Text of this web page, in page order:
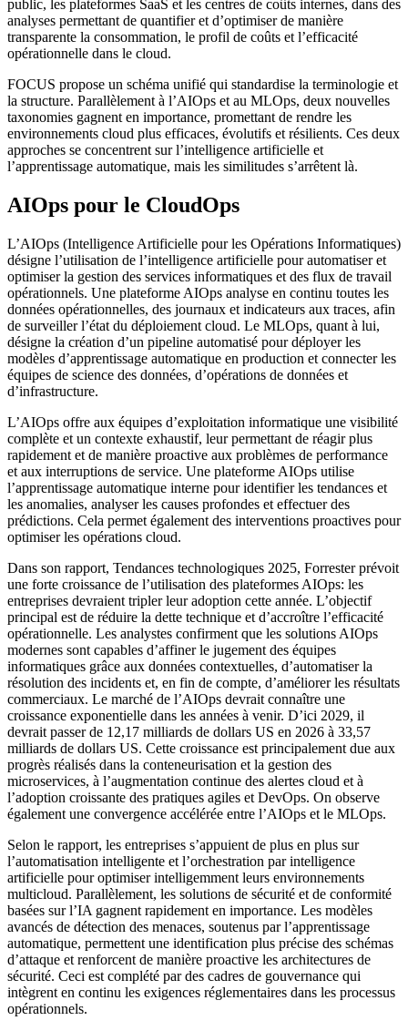
public, les plateformes SaaS et les centres de coûts internes, dans des
analyses permettant de quantifier et d’optimiser de manière
transparente la consommation, le profil de coûts et l’efficacité
opérationnelle dans le cloud.
FOCUS propose un schéma unifié qui standardise la terminologie et
la structure. Parallèlement à l’AIOps et au MLOps, deux nouvelles
taxonomies gagnent en importance, promettant de rendre les
environnements cloud plus efficaces, évolutifs et résilients. Ces deux
approches se concentrent sur l’intelligence artificielle et
l’apprentissage automatique, mais les similitudes s’arrêtent là.
AIOps pour le CloudOps
L’AIOps (Intelligence Artificielle pour les Opérations Informatiques)
désigne l’utilisation de l’intelligence artificielle pour automatiser et
optimiser la gestion des services informatiques et des flux de travail
opérationnels. Une plateforme AIOps analyse en continu toutes les
données opérationnelles, des journaux et indicateurs aux traces, afin
de surveiller l’état du déploiement cloud. Le MLOps, quant à lui,
désigne la création d’un pipeline automatisé pour déployer les
modèles d’apprentissage automatique en production et connecter les
équipes de science des données, d’opérations de données et
d’infrastructure.
L’AIOps offre aux équipes d’exploitation informatique une visibilité
complète et un contexte exhaustif, leur permettant de réagir plus
rapidement et de manière proactive aux problèmes de performance
et aux interruptions de service. Une plateforme AIOps utilise
l’apprentissage automatique interne pour identifier les tendances et
les anomalies, analyser les causes profondes et effectuer des
prédictions. Cela permet également des interventions proactives pour
optimiser les opérations cloud.
Dans son rapport, Tendances technologiques 2025, Forrester prévoit
une forte croissance de l’utilisation des plateformes AIOps: les
entreprises devraient tripler leur adoption cette année. L’objectif
principal est de réduire la dette technique et d’accroître l’efficacité
opérationnelle. Les analystes confirment que les solutions AIOps
modernes sont capables d’affiner le jugement des équipes
informatiques grâce aux données contextuelles, d’automatiser la
résolution des incidents et, en fin de compte, d’améliorer les résultats
commerciaux. Le marché de l’AIOps devrait connaître une
croissance exponentielle dans les années à venir. D’ici 2029, il
devrait passer de 12,17 milliards de dollars US en 2026 à 33,57
milliards de dollars US. Cette croissance est principalement due aux
progrès réalisés dans la conteneurisation et la gestion des
microservices, à l’augmentation continue des alertes cloud et à
l’adoption croissante des pratiques agiles et DevOps. On observe
également une convergence accélérée entre l’AIOps et le MLOps.
Selon le rapport, les entreprises s’appuient de plus en plus sur
l’automatisation intelligente et l’orchestration par intelligence
artificielle pour optimiser intelligemment leurs environnements
multicloud. Parallèlement, les solutions de sécurité et de conformité
basées sur l’IA gagnent rapidement en importance. Les modèles
avancés de détection des menaces, soutenus par l’apprentissage
automatique, permettent une identification plus précise des schémas
d’attaque et renforcent de manière proactive les architectures de
sécurité. Ceci est complété par des cadres de gouvernance qui
intègrent en continu les exigences réglementaires dans les processus
opérationnels.